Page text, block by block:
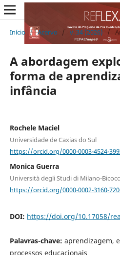
Início / Acervo / v. 34 (2026) /
A abordagem
forma de
infância
Rochele Maciel
Universidade de Caxias do Sul
https://orcid.org/0000-0003-4524-
Monica Guerra
Università degli Studi di Milano-
https://orcid.org/0000-0002-3160-
DOI: https://doi.org/10.17058/
Palavras-chave: aprendizagem,
processos educacionais